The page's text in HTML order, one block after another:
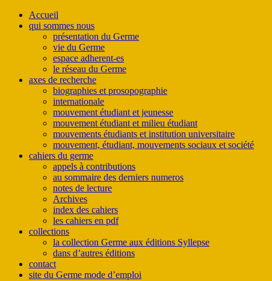
Accueil
qui sommes nous
présentation du Germe
vie du Germe
espace adherent-es
le réseau du Germe
axes de recherche
biographies et prosopographie
internationale
mouvement étudiant et jeunesse
mouvement étudiant et milieu étudiant
mouvements étudiants et institution universitaire
mouvement, étudiant, mouvements sociaux et société
cahiers du germe
appels à contributions
au sommaire des derniers numeros
notes de lecture
Archives
index des cahiers
les cahiers en pdf
collections
la collection Germe aux éditions Syllepse
dans d’autres éditions
contact
site du Germe mode d’emploi